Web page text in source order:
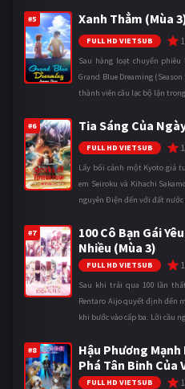
#5 Xanh Thẳm (Mùa
FULL HD VIETSUB
Sau hàng loạt chuyến
Grand Blue Dreaming
thành viên câu lạc bộ lặn
#6 Tia Sáng Của
FULL HD VIETSUB
Lấy bối cảnh một Kyoto giả
em Seiroku và Kihachi
nguyên Điện đến với đất nước
#7
100 Cô Bạn Gái
Nhiều (Mùa 3)
FULL HD VIETSUB
Sau khi trải qua 100 lần
Rentaro Aijo quyết định đến
khi bước vào cấp ba. Lời cầu
#8
Hậu Phương
Phá Tân Binh Của
FULL HD VIETSUB